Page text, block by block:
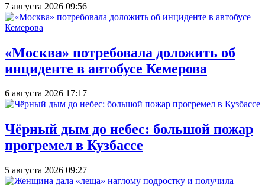
7 августа 2026 09:56
«Москва» потребовала доложить об
инциденте в автобусе Кемерова
6 августа 2026 17:17
Чёрный дым до небес: большой пожар
прогремел в Кузбассе
5 августа 2026 09:27